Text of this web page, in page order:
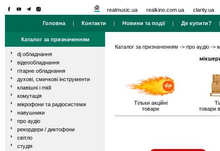
realmusic.ua realkino.com.ua clarity.ua
Головна | Контакти | Новини та події| Де купити?
Каталог за призначенням
dj обладнання
відеообладнання
гітарне обладнання
духові, смичкові інструменти
клавішні і midi
комутація
мікрофони та радіосистеми
навушники
про аудіо
рекордери / диктофони
світло
студія
Каталог за призначенням -> про аудіо ->
Тільки акційні
товари
товари